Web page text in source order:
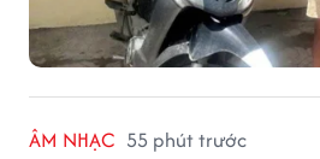
ÂM NHẠC 55 phút trước